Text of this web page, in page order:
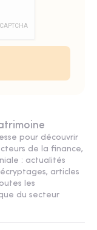
pour découvrir
de la finance,
: actualités
articles
les
du secteur